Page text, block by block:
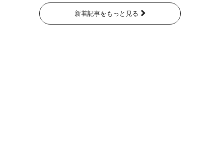
新着記事をもっと見る